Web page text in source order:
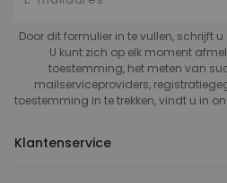
Door dit formulier in te vullen, schrijft
U kunt zich op elk moment
toestemming, het meten van
mailserviceproviders,
toestemming in te trekken, vindt u in
Klantenservice